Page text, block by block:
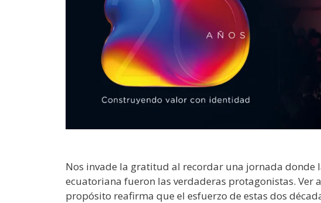
Nos invade la gratitud al recordar una jornada
ecuatoriana fueron las verdaderas protagonistas.
propósito reafirma que el esfuerzo de estas dos